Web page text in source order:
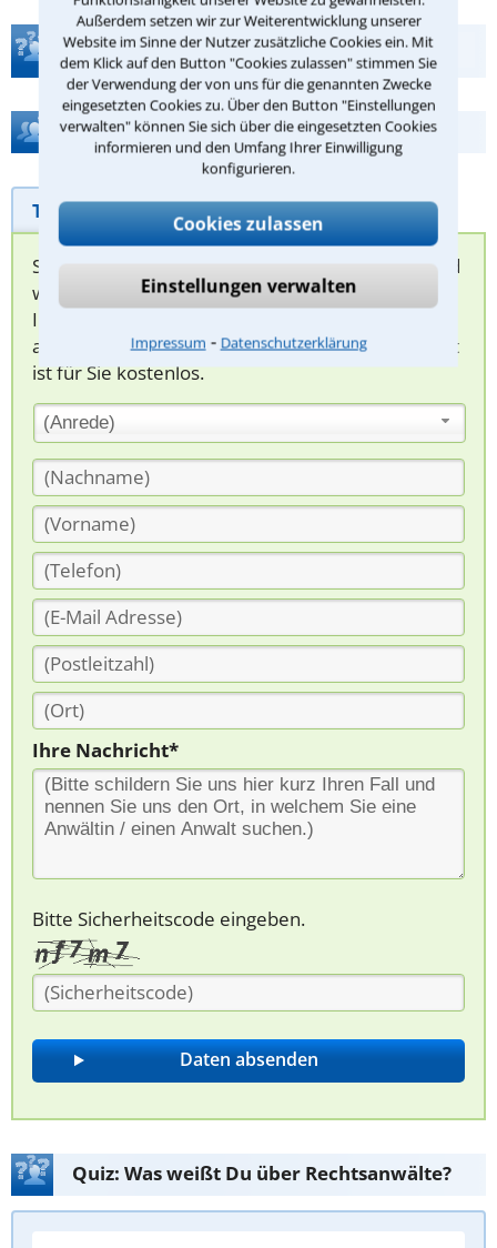
Außerdem setzen wir zur Weiterentwicklung unserer
Website im Sinne der Nutzer zusätzliche Cookies ein. Mit
dem Klick auf den Button "Cookies zulassen" stimmen Sie
der Verwendung der von uns für die genannten Zwecke
eingesetzten Cookies zu. Über den Button "Einstellungen
verwalten" können Sie sich über die eingesetzten Cookies
informieren und den Umfang Ihrer Einwilligung
konfigurieren.
Cookies zulassen
Einstellungen verwalten
Impressum ⁃ Datenschutzerklärung
Teste Dein Rechtswissen
Hilfe bei Ihrer Anwaltsuche?
Telefonhilfe Beratungsanfrage
Sie können hier Ihren Fall schildern. Anschließend
werden sich spezialisierte Rechtsanwälte bei
Ihnen melden, um das weitere Vorgehen
abzuklären. Die Rückmeldung durch einen Anwalt
ist für Sie kostenlos.
(Anrede)
Ihre Nachricht*
Bitte Sicherheitscode eingeben.
Quiz: Was weißt Du über Rechtsanwälte?